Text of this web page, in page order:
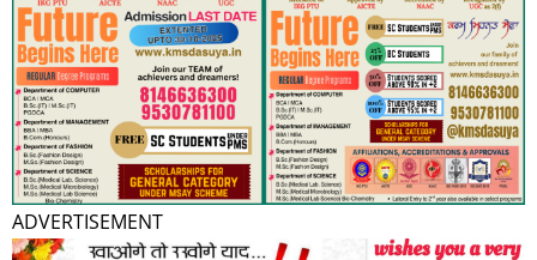
ADVERTISEMENT